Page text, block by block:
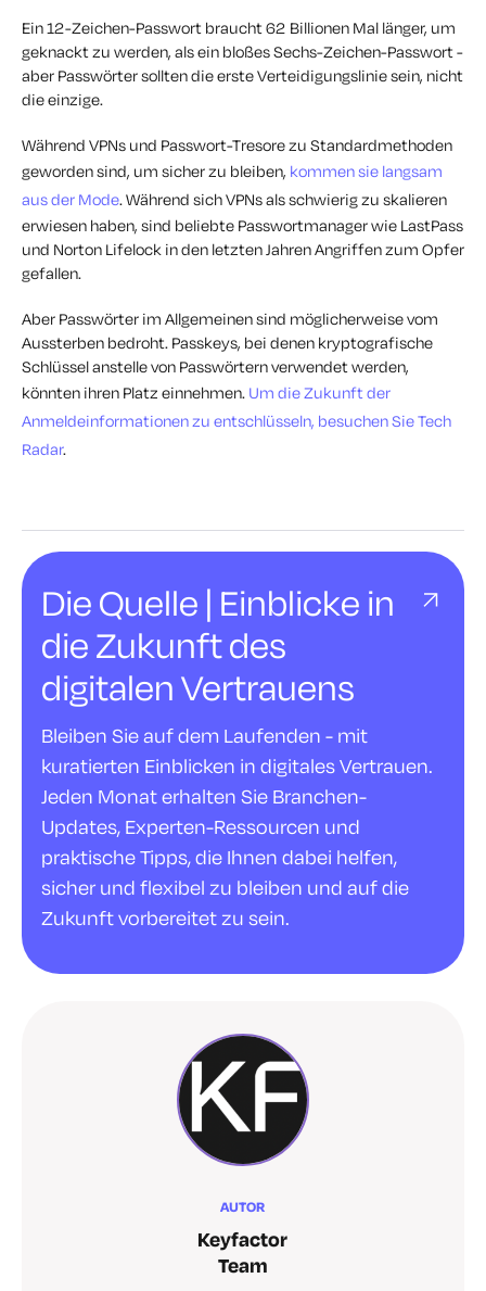
Ein 12-Zeichen-Passwort braucht 62 Billionen Mal länger, um
geknackt zu werden, als ein bloßes Sechs-Zeichen-Passwort -
aber Passwörter sollten die erste Verteidigungslinie sein, nicht
die einzige.
Während VPNs und Passwort-Tresore zu Standardmethoden
geworden sind, um sicher zu bleiben, kommen sie langsam
aus der Mode. Während sich VPNs als schwierig zu skalieren
erwiesen haben, sind beliebte Passwortmanager wie LastPass
und Norton Lifelock in den letzten Jahren Angriffen zum Opfer
gefallen.
Aber Passwörter im Allgemeinen sind möglicherweise vom
Aussterben bedroht. Passkeys, bei denen kryptografische
Schlüssel anstelle von Passwörtern verwendet werden,
könnten ihren Platz einnehmen. Um die Zukunft der
Anmeldeinformationen zu entschlüsseln, besuchen Sie Tech
Radar.
Die Quelle | Einblicke in
die Zukunft des
digitalen Vertrauens
Bleiben Sie auf dem Laufenden - mit
kuratierten Einblicken in digitales Vertrauen.
Jeden Monat erhalten Sie Branchen-
Updates, Experten-Ressourcen und
praktische Tipps, die Ihnen dabei helfen,
sicher und flexibel zu bleiben und auf die
Zukunft vorbereitet zu sein.
AUTOR
Keyfactor
Team